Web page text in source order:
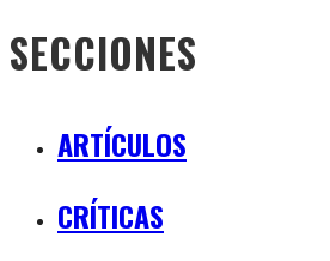
SECCIONES
ARTÍCULOS
CRÍTICAS